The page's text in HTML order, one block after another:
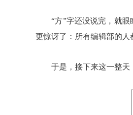
“方”字还没说完，就眼睁
更惊讶了：所有编辑部的
于是，接下来这一整天，